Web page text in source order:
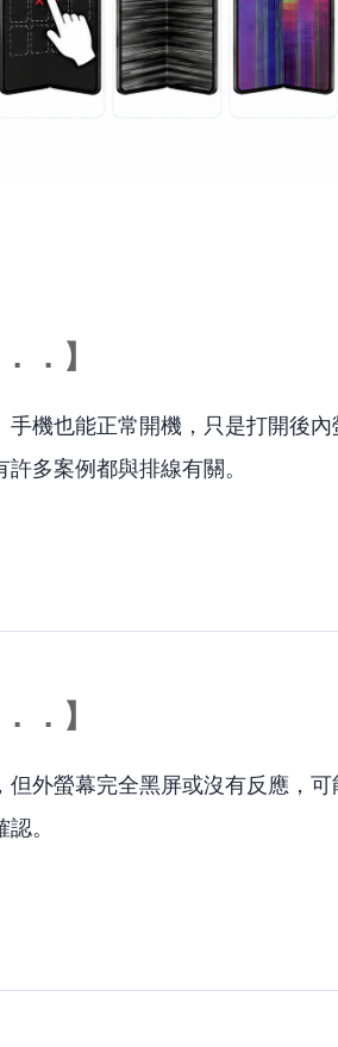
．】
手機也能正常開機，只是打開後
多案例都與排線有關。
．】
但外螢幕完全黑屏或沒有反應，
。